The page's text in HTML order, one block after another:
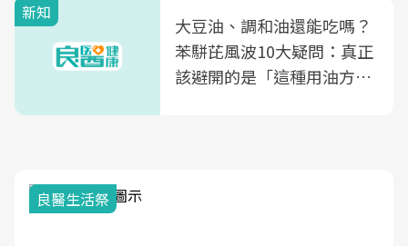
新知
大豆油、調和油還能吃嗎？
苯駢芘風波10大疑問：真正
該避開的是「這種用油方
良醫生活祭